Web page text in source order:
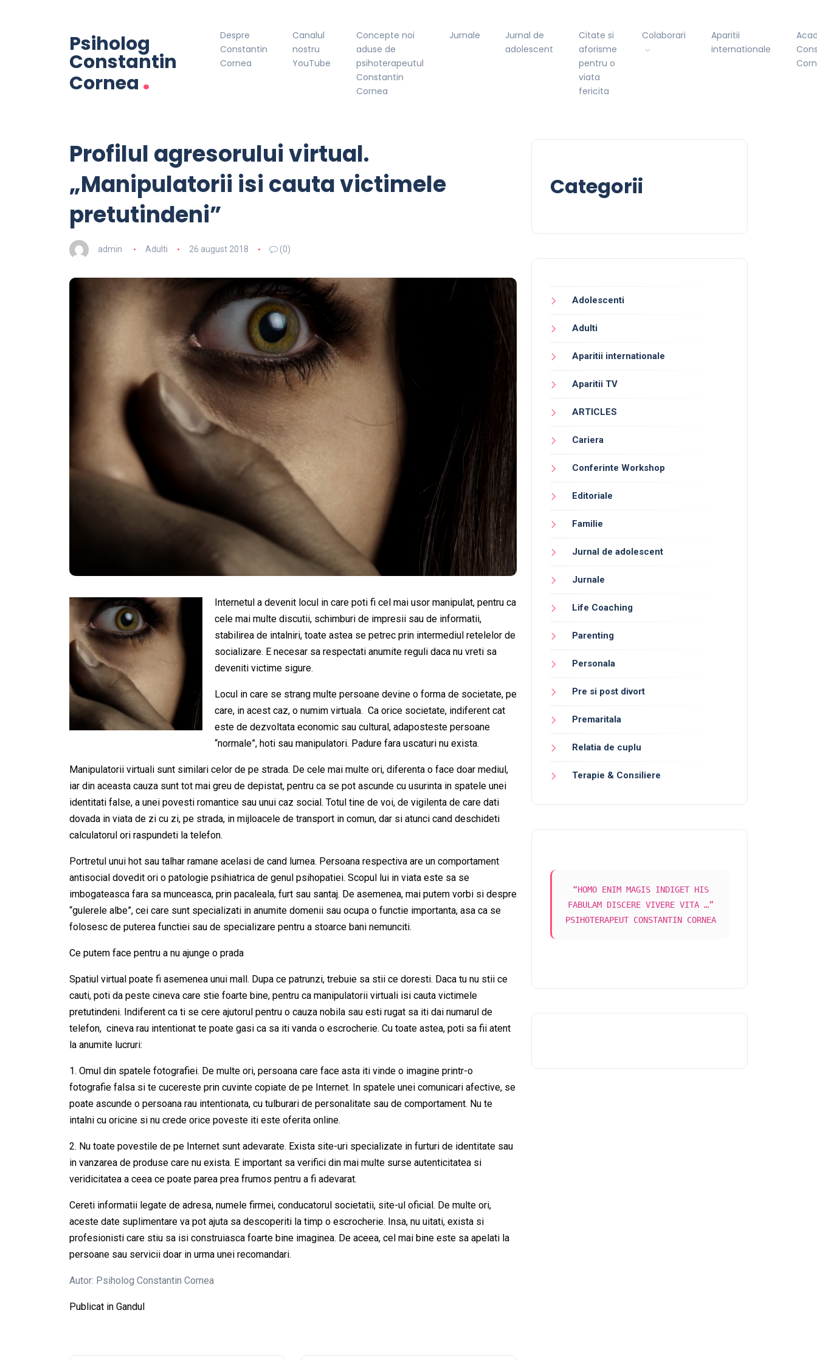
Psiholog
Constantin
Cornea.
Despre
Constantin
Cornea
Canalul
nostru
YouTube
Concepte noi
aduse de
psihoterapeutul
Constantin
Cornea
Jurnale
Jurnal de
adolescent
Citate si
aforisme
pentru o
viata
fericita
Colaborari
Aparitii
internationale
Profilul agresorului virtual.
„Manipulatorii isi cauta victimele
pretutindeni”
admin Adulti 26 august 2018 (0)
Internetul a devenit locul in care poti fi cel mai usor manipulat, pentru ca
cele mai multe discutii, schimburi de impresii sau de informatii,
stabilirea de intalniri, toate astea se petrec prin intermediul retelelor de
socializare. E necesar sa respectati anumite reguli daca nu vreti sa
deveniti victime sigure.
Locul in care se strang multe persoane devine o forma de societate, pe
care, in acest caz, o numim virtuala. Ca orice societate, indiferent cat
este de dezvoltata economic sau cultural, adaposteste persoane
“normale”, hoti sau manipulatori. Padure fara uscaturi nu exista.
Manipulatorii virtuali sunt similari celor de pe strada. De cele mai multe ori, diferenta o face doar mediul,
iar din aceasta cauza sunt tot mai greu de depistat, pentru ca se pot ascunde cu usurinta in spatele unei
identitati false, a unei povesti romantice sau unui caz social. Totul tine de voi, de vigilenta de care dati
dovada in viata de zi cu zi, pe strada, in mijloacele de transport in comun, dar si atunci cand deschideti
calculatorul ori raspundeti la telefon.
Portretul unui hot sau talhar ramane acelasi de cand lumea. Persoana respectiva are un comportament
antisocial dovedit ori o patologie psihiatrica de genul psihopatiei. Scopul lui in viata este sa se
imbogateasca fara sa munceasca, prin pacaleala, furt sau santaj. De asemenea, mai putem vorbi si despre
“gulerele albe”, cei care sunt specializati in anumite domenii sau ocupa o functie importanta, asa ca se
folosesc de puterea functiei sau de specializare pentru a stoarce bani nemunciti.
Ce putem face pentru a nu ajunge o prada
Spatiul virtual poate fi asemenea unui mall. Dupa ce patrunzi, trebuie sa stii ce doresti. Daca tu nu stii ce
cauti, poti da peste cineva care stie foarte bine, pentru ca manipulatorii virtuali isi cauta victimele
pretutindeni. Indiferent ca ti se cere ajutorul pentru o cauza nobila sau esti rugat sa iti dai numarul de
telefon, cineva rau intentionat te poate gasi ca sa iti vanda o escrocherie. Cu toate astea, poti sa fii atent
la anumite lucruri:
1. Omul din spatele fotografiei. De multe ori, persoana care face asta iti vinde o imagine printr-o
fotografie falsa si te cucereste prin cuvinte copiate de pe Internet. In spatele unei comunicari afective, se
poate ascunde o persoana rau intentionata, cu tulburari de personalitate sau de comportament. Nu te
intalni cu oricine si nu crede orice poveste iti este oferita online.
2. Nu toate povestile de pe Internet sunt adevarate. Exista site-uri specializate in furturi de identitate sau
in vanzarea de produse care nu exista. E important sa verifici din mai multe surse autenticitatea si
veridicitatea a ceea ce poate parea prea frumos pentru a fi adevarat.
Cereti informatii legate de adresa, numele firmei, conducatorul societatii, site-ul oficial. De multe ori,
aceste date suplimentare va pot ajuta sa descoperiti la timp o escrocherie. Insa, nu uitati, exista si
profesionisti care stiu sa isi construiasca foarte bine imaginea. De aceea, cel mai bine este sa apelati la
persoane sau servicii doar in urma unei recomandari.
Autor: Psiholog Constantin Cornea
Publicat in Gandul
Categorii
Adolescenti
Adulti
Aparitii internationale
Aparitii TV
ARTICLES
Cariera
Conferinte Workshop
Editoriale
Familie
Jurnal de adolescent
Jurnale
Life Coaching
Parenting
Personala
Pre si post divort
Premaritala
Relatia de cuplu
Terapie & Consiliere
“HOMO ENIM MAGIS INDIGET HIS
FABULAM DISCERE VIVERE VITA …”
PSIHOTERAPEUT CONSTANTIN CORNEA